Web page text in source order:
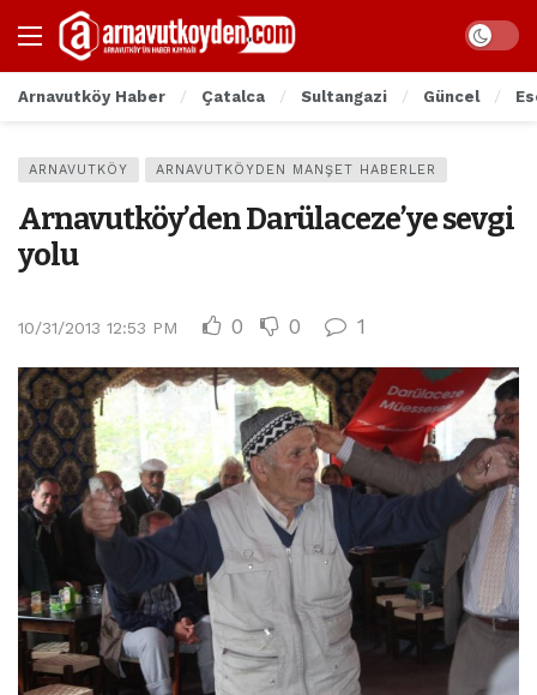
Arnavutköy Haber Çatalca Sultangazi Güncel
ARNAVUTKÖY ARNAVUTKÖYDEN MANŞET HABERLER
Arnavutköy’den Darülaceze’ye sevgi
yolu
10/31/2013 12:53 PM 0 0 1